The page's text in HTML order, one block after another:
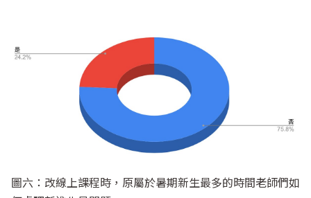
圖六：改線上課程時，原屬於暑期新生最多的時間老師們如